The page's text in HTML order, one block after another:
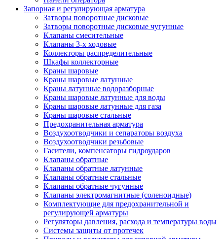
Запорная и регулирующая арматура
Затворы поворотные дисковые
Затворы поворотные дисковые чугунные
Клапаны смесительные
Клапаны 3-х ходовые
Коллекторы распределительные
Шкафы коллекторные
Краны шаровые
Краны шаровые латунные
Краны латунные водоразборные
Краны шаровые латунные для воды
Краны шаровые латунные для газа
Краны шаровые стальные
Предохранительная арматура
Воздухоотводчики и сепараторы воздуха
Воздухоотводчики резьбовые
Гасители, компенсаторы гидроударов
Клапаны обратные
Клапаны обратные латунные
Клапаны обратные стальные
Клапаны обратные чугунные
Клапаны электромагнитные (соленоидные)
Комплектующие для предохранительной и
регулирующей арматуры
Регуляторы давления, расхода и температуры воды
Системы защиты от протечек